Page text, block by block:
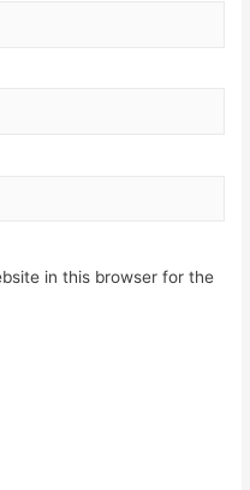
in this browser for the